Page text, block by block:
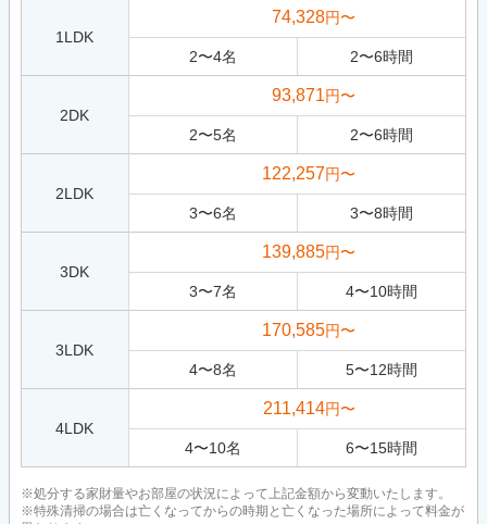
1LDK
74,328円〜
2〜4名 2〜6時間
2DK
93,871円〜
2〜5名 2〜6時間
2LDK
122,257円〜
3〜6名 3〜8時間
3DK
139,885円〜
3〜7名 4〜10時間
3LDK
170,585円〜
4〜8名 5〜12時間
4LDK
211,414円〜
4〜10名 6〜15時間
※処分する家財量やお部屋の状況によって上記金額から変動いたします。
※特殊清掃の場合は亡くなってからの時期と亡くなった場所によって料金が